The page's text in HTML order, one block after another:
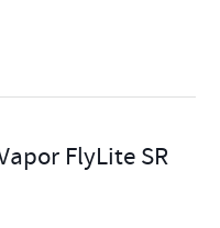
FlyLite SR